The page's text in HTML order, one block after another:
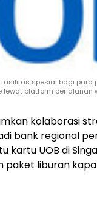
fasilitas spesial bagi para
lewat platform perjalanan
kolaborasi
bank regional
UOB di
paket liburan